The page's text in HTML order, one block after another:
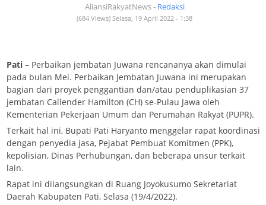
AliansiRakyatNews - Redaksi
(684 Views) Selasa, 19 April 2022 - 1:38
Pati – Perbaikan jembatan Juwana rencananya akan dimulai
pada bulan Mei. Perbaikan Jembatan Juwana ini merupakan
bagian dari proyek penggantian dan/atau penduplikasian 37
jembatan Callender Hamilton (CH) se-Pulau Jawa oleh
Kementerian Pekerjaan Umum dan Perumahan Rakyat (PUPR).
Terkait hal ini, Bupati Pati Haryanto menggelar rapat koordinasi
dengan penyedia jasa, Pejabat Pembuat Komitmen (PPK),
kepolisian, Dinas Perhubungan, dan beberapa unsur terkait
lain.
Rapat ini dilangsungkan di Ruang Joyokusumo Sekretariat
Daerah Kabupaten Pati, Selasa (19/4/2022).